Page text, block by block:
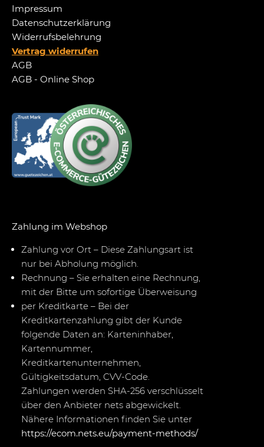
Impressum
Datenschutzerklärung
Widerrufsbelehrung
Vertrag widerrufen
AGB
AGB - Online Shop
Zahlung im Webshop
Zahlung vor Ort – Diese Zahlungsart ist
nur bei Abholung möglich.
Rechnung – Sie erhalten eine Rechnung,
mit der Bitte um sofortige Überweisung
per Kreditkarte – Bei der
Kreditkartenzahlung gibt der Kunde
folgende Daten an: Karteninhaber,
Kartennummer,
Kreditkartenunternehmen,
Gültigkeitsdatum, CVV-Code.
Zahlungen werden SHA-256 verschlüsselt
über den Anbieter nets abgewickelt.
Nähere Informationen finden Sie unter
https://ecom.nets.eu/payment-methods/